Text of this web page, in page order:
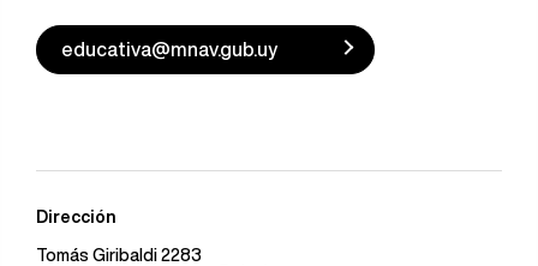
educativa@mnav.gub.uy
Dirección
Tomás Giribaldi 2283